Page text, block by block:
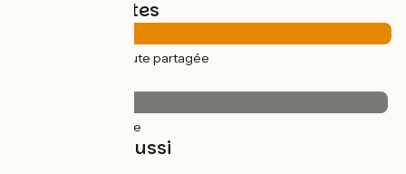
Types de routes
(100%) Route partagée
(99%) Lisse
À découvrir aussi